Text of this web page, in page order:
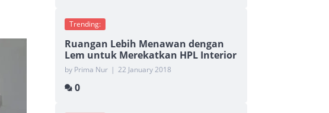
Trending:
Ruangan Lebih Menawan dengan
Lem untuk Merekatkan HPL Interior
by Prima Nur | 22 January 2018
0